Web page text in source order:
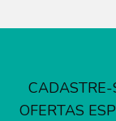
CADASTRE-
OFERTAS